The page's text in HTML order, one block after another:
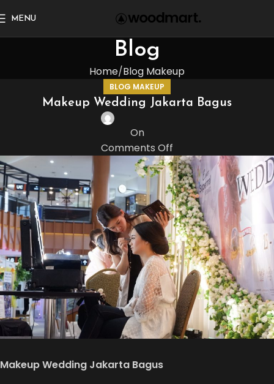
MENU
Blog
Home Blog Makeup
BLOG MAKEUP
Makeup Wedding Jakarta Bagus
On
Comments Off
Makeup Wedding Jakarta Bagus